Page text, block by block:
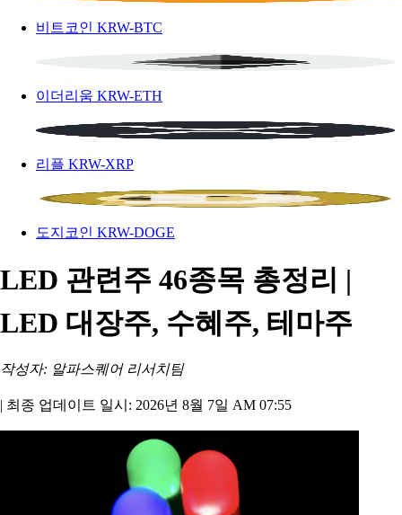
비트코인 KRW-BTC
이더리움 KRW-ETH
리플 KRW-XRP
도지코인 KRW-DOGE
LED 관련주 46종목 총정리 |
LED 대장주, 수혜주, 테마주
작성자: 알파스퀘어 리서치팀
| 최종 업데이트 일시: 2026년 8월 7일 AM 07:55